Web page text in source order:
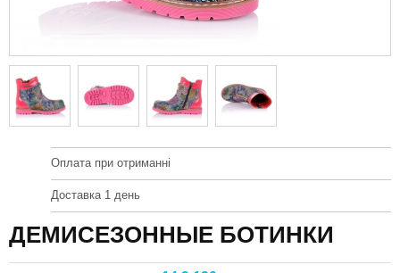
Оплата при отриманні
Доставка 1 день
ДЕМИСЕЗОННЫЕ БОТИНКИ